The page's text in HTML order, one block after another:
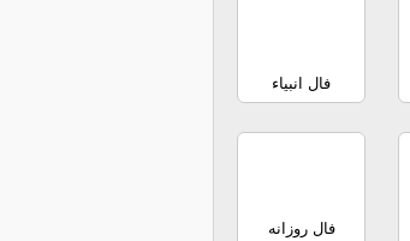
فال انبیاء
فال روزانه